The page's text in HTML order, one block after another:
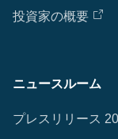
投資家の概要
ニュースルーム
プレスリリース